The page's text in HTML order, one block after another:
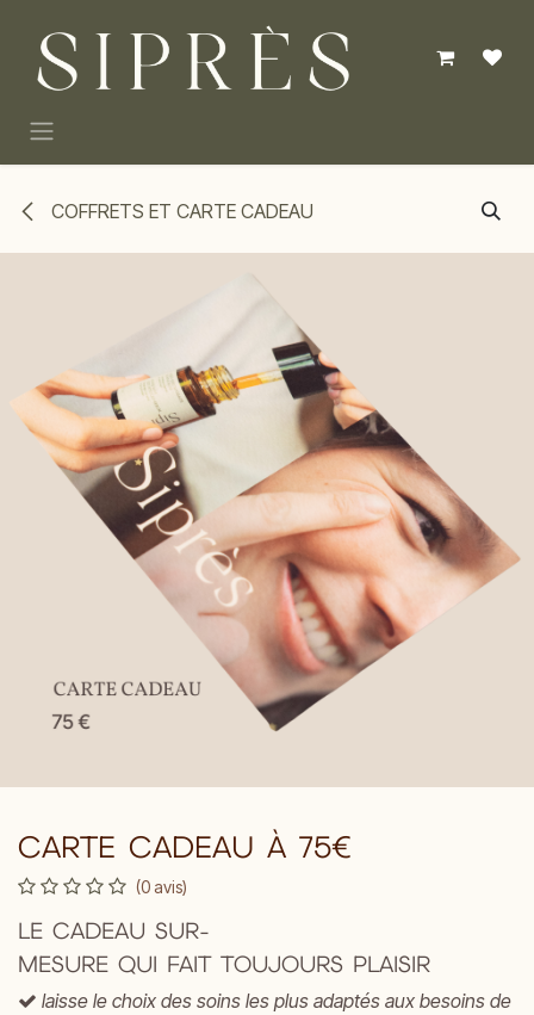
COFFRETS ET CARTE CADEAU
CARTE CADEAU À 75€
(0 avis)
LE CADEAU SUR-
MESURE QUI FAIT TOUJOURS PLAISIR
laisse le choix des soins les plus adaptés aux besoins de